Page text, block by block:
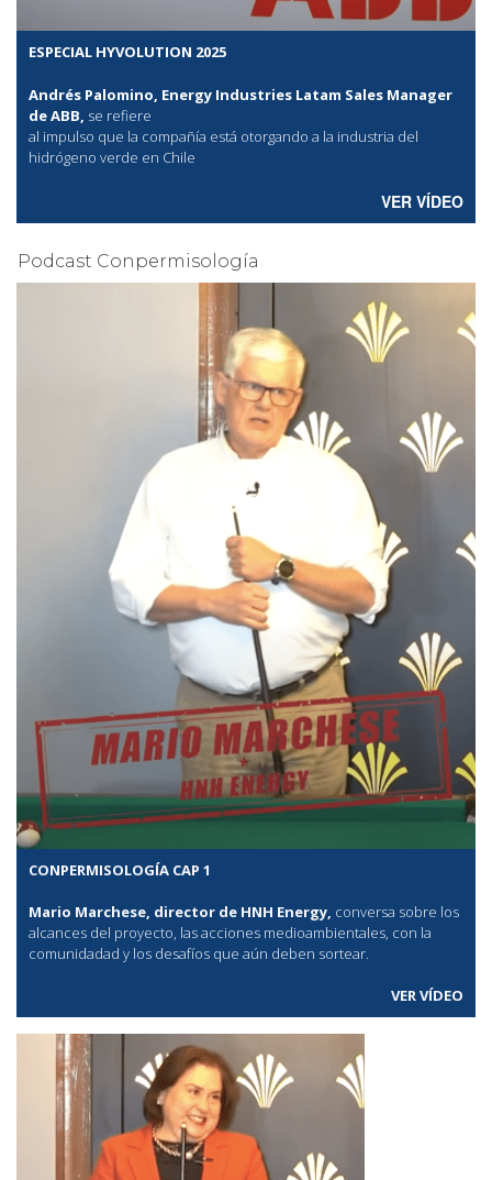
ESPECIAL HYVOLUTION 2025
Andrés Palomino, Energy Industries Latam Sales Manager
de ABB, se refiere
al impulso que la compañía está otorgando a la industria del
hidrógeno verde en Chile
VER VÍDEO
Podcast Conpermisología
CONPERMISOLOGÍA CAP 1
Mario Marchese, director de HNH Energy, conversa sobre los
alcances del proyecto, las acciones medioambientales, con la
comunidadad y los desafíos que aún deben sortear.
VER VÍDEO